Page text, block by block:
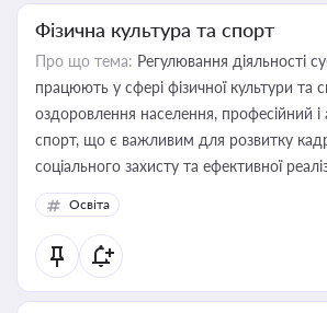
Фізична культура та спорт
Про що тема: Регулювання діяльності
працюють у сфері фізичної культури та
оздоровлення населення, професійний і
спорт, що є важливим для розвитку
соціального захисту та ефективної
політики у цій галузі
Освіта